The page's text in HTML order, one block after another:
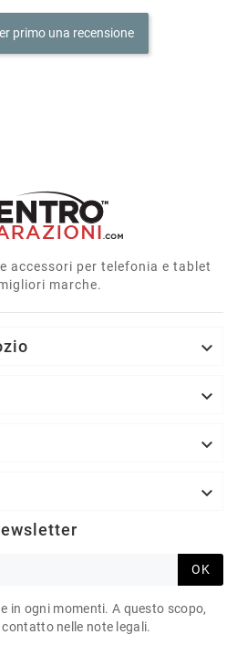
primo una recensione
accessori per telefonia e tablet
marche.




OK
in ogni momenti. A questo scopo,
nelle note legali.